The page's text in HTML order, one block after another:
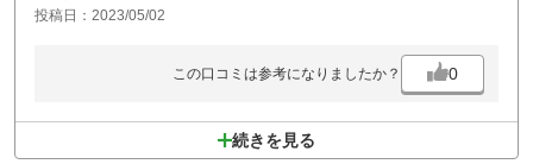
投稿日：2023/05/02
この口コミは参考になりましたか？ 0
続きを見る